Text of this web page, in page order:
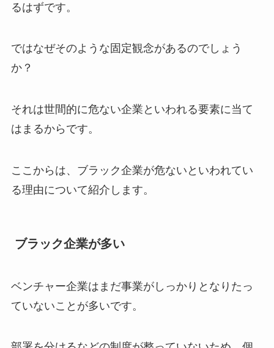
るはずです。
ではなぜそのような固定観念があるのでしょう
か？
それは世間的に危ない企業といわれる要素に当て
はまるからです。
ここからは、ブラック企業が危ないといわれてい
る理由について紹介します。
ブラック企業が多い
ベンチャー企業はまだ事業がしっかりとなりたっ
ていないことが多いです。